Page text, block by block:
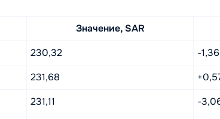
Значение, SAR
230,32 -1,36
231,68
231,11 -